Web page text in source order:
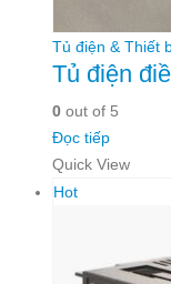
Tủ điện & Thiết
Tủ điện
0 out of 5
Đọc tiếp
Quick View
Hot